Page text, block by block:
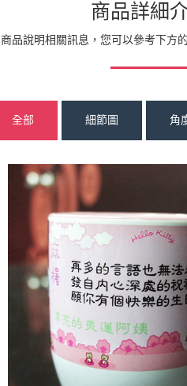
商品詳細
商品說明相關訊息，您可以參考下方
全部 細節圖 角